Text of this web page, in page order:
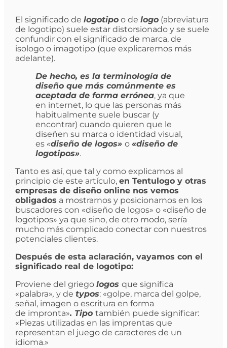
El significado de logotipoo de logo(abreviatura
de logotipo) suele estar distorsionado y se suele
confundir con el significado de marca, de
isologo o imagotipo (que explicaremos más
adelante).
De hecho, es la terminología de
diseño que más comúnmente es
aceptada de forma errónea, ya que
en internet, lo que las personas más
habitualmente suele buscar (y
encontrar) cuando quieren que le
diseñen su marca o identidad visual,
es «diseño de logos» o «diseño de
logotipos».
Tanto es así, que tal y como explicamos al
principio de este artículo, en Tentulogo y otras
empresas de diseño online nos vemos
obligados a mostrarnos y posicionarnos en los
buscadores con «diseño de logos» o «diseño de
logotipos» ya que sino, de otro modo, sería
mucho más complicado conectar con nuestros
potenciales clientes.
Después de esta aclaración, vayamos con el
significado real de logotipo:
Proviene del griego logos que significa
«palabra», y de typos: «golpe, marca del golpe,
señal, imagen o escritura en forma
de impronta». Tipo también puede significar:
«Piezas utilizadas en las imprentas que
representan el juego de caracteres de un
idioma.»